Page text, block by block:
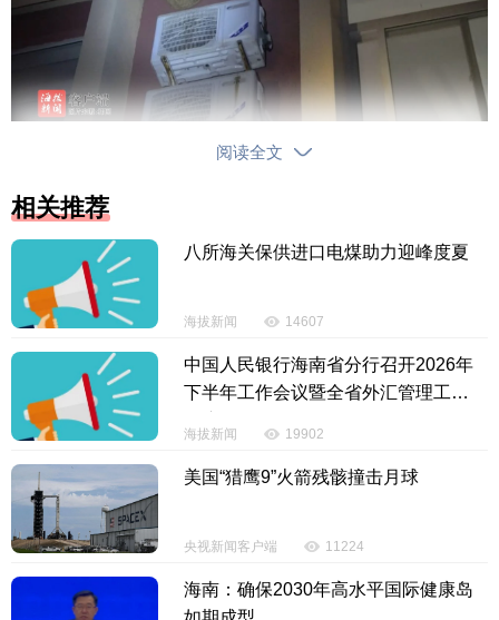
10月14日18时许，洋浦经济开发区消防救援支队
指挥中心接群众报警称，位于古盐田高尔夫俱乐部附
近一酒店有马蜂窝扰民，急需救助。接警后，立即调
派新英湾消防救援站1车6人前往现场处置。消防救援
人员到达现场后，发现一个直径约25厘米的马蜂窝挂
在酒店二楼窗外屋檐下，不时有马蜂在附近飞舞。该
酒店的工作人员表示，由于近期海南高尔夫球公开赛
欧巡挑战赛在古盐田高尔夫俱乐部举办，附近客流量
较大，该马蜂窝如不及时清理，将构成安全隐患。了
解现场情况后，消防救援人员立即对附近进行实施警
戒，禁止无关人员靠近现场。随后，由2名消防救援人
员着防蜂服做好摘除准备。由于马蜂窝巢穴位置较
高，消防救援人员采用高压水枪对马蜂窝进行喷射。
大约一分钟后，马蜂窝被水枪射下，在确保蜂窝内无
残余马蜂后，将蜂窝装到事先准备好的编织袋内，随
阅读全文
相关推荐
八所海关保供进口电煤助力迎峰度夏
海拔新闻 14607
中国人民银行海南省分行召开2026年
下半年工作会议暨全省外汇管理工作
海拔新闻 19902
美国“猎鹰9”火箭残骸撞击月球
央视新闻客户端 11224
海南：确保2030年高水平国际健康岛